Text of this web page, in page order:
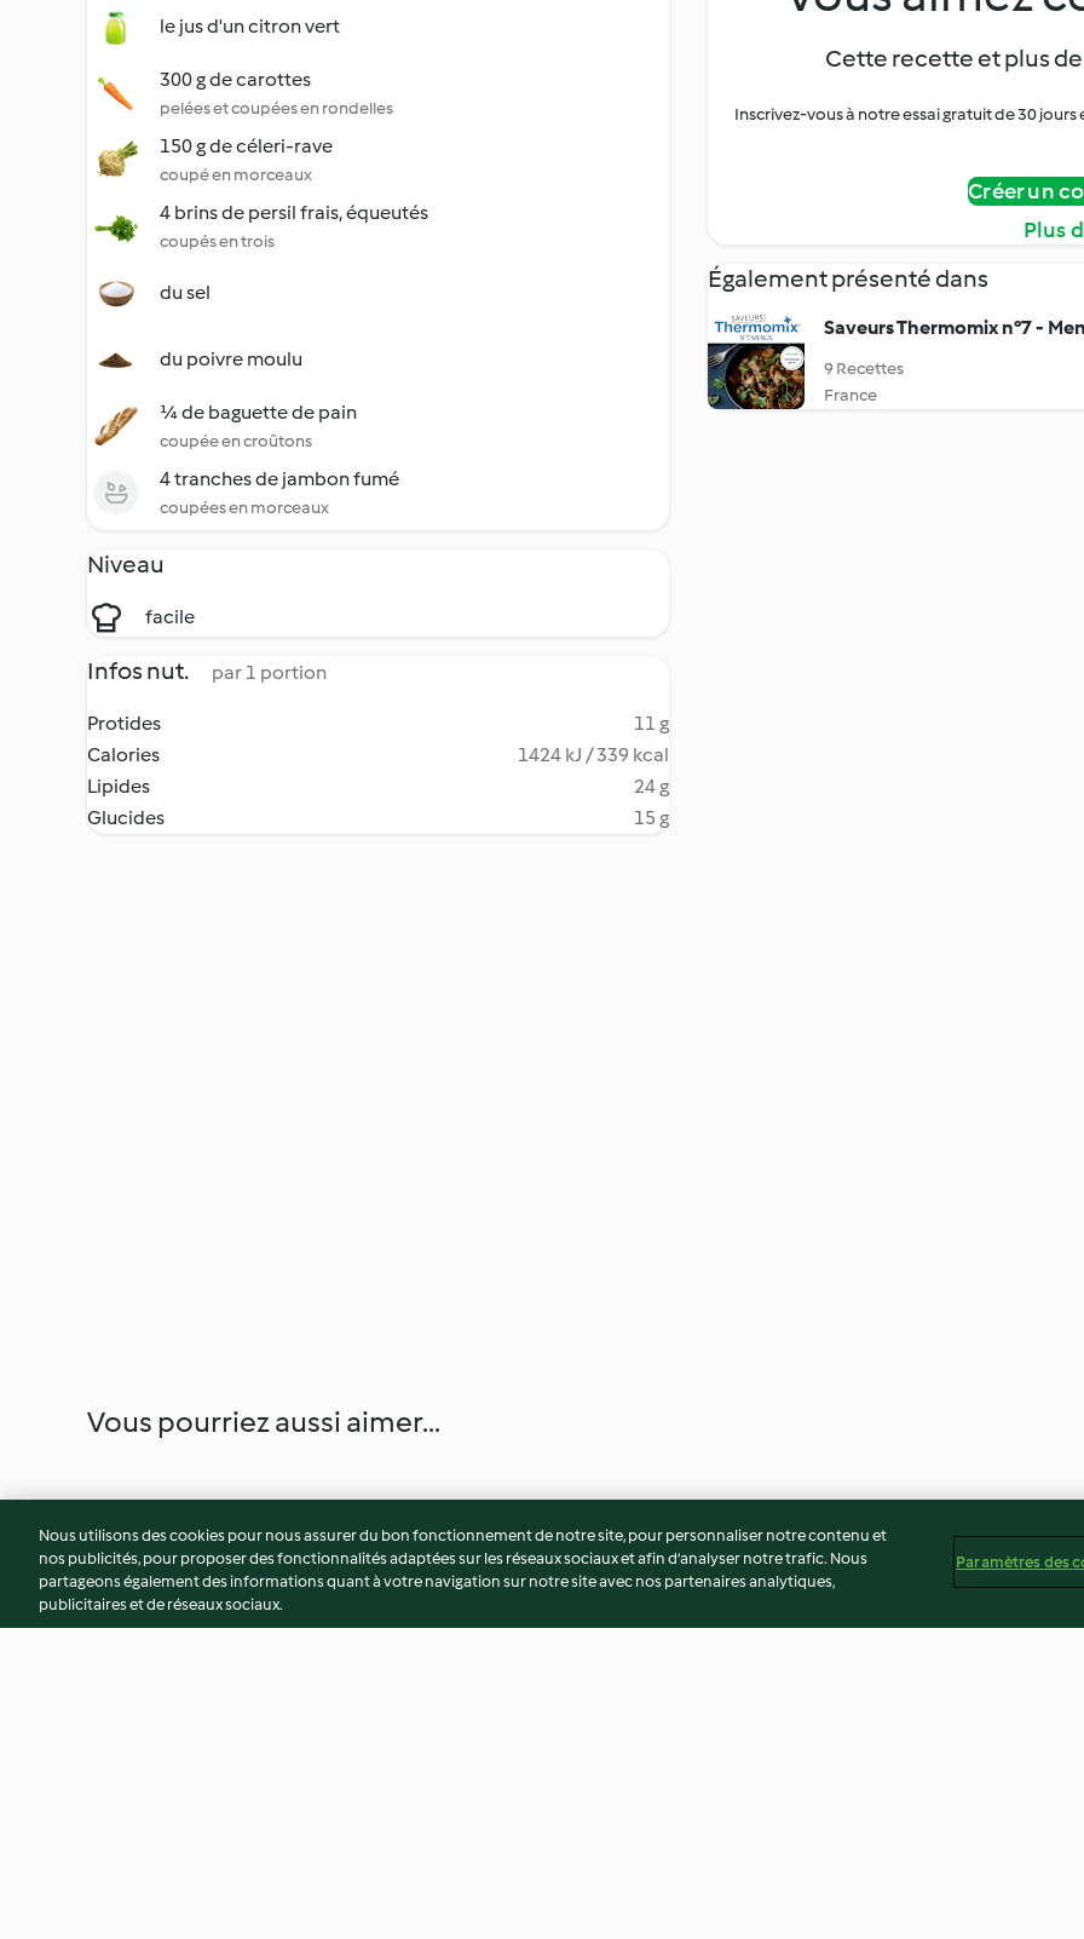
le jus d'un citron vert
300 g de carottes
pelées et coupées en rondelles
150 g de céleri-rave
coupé en morceaux
4 brins de persil frais, équeutés
coupés en trois
du sel
du poivre moulu
¼ de baguette de pain
coupée en croûtons
4 tranches de jambon fumé
coupées en morceaux
Niveau
facile
Infos nut. par 1 portion
Protides
11 g
Calories
1424 kJ / 339 kcal
Lipides
24 g
Glucides
15 g
Cette recette et plus
Inscrivez-vous à notre essai gratuit de 30
Créer un
Plus
Également présenté dans
Saveurs Thermomix n°7 -
9 Recettes
France
Vous pourriez aussi aimer...
Nous utilisons des cookies pour nous assurer du bon fonctionnement de notre site, pour personnaliser notre contenu et
nos publicités, pour proposer des fonctionnalités adaptées sur les réseaux sociaux et afin d’analyser notre trafic. Nous
partageons également des informations quant à votre navigation sur notre site avec nos partenaires analytiques,
publicitaires et de réseaux sociaux.
Paramètres des